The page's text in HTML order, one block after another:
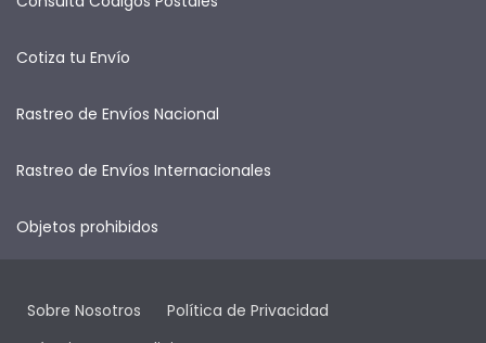
Cotiza tu Envío
Rastreo de Envíos Nacional
Rastreo de Envíos Internacionales
Objetos prohibidos
Sobre Nosotros
Política de Privacidad